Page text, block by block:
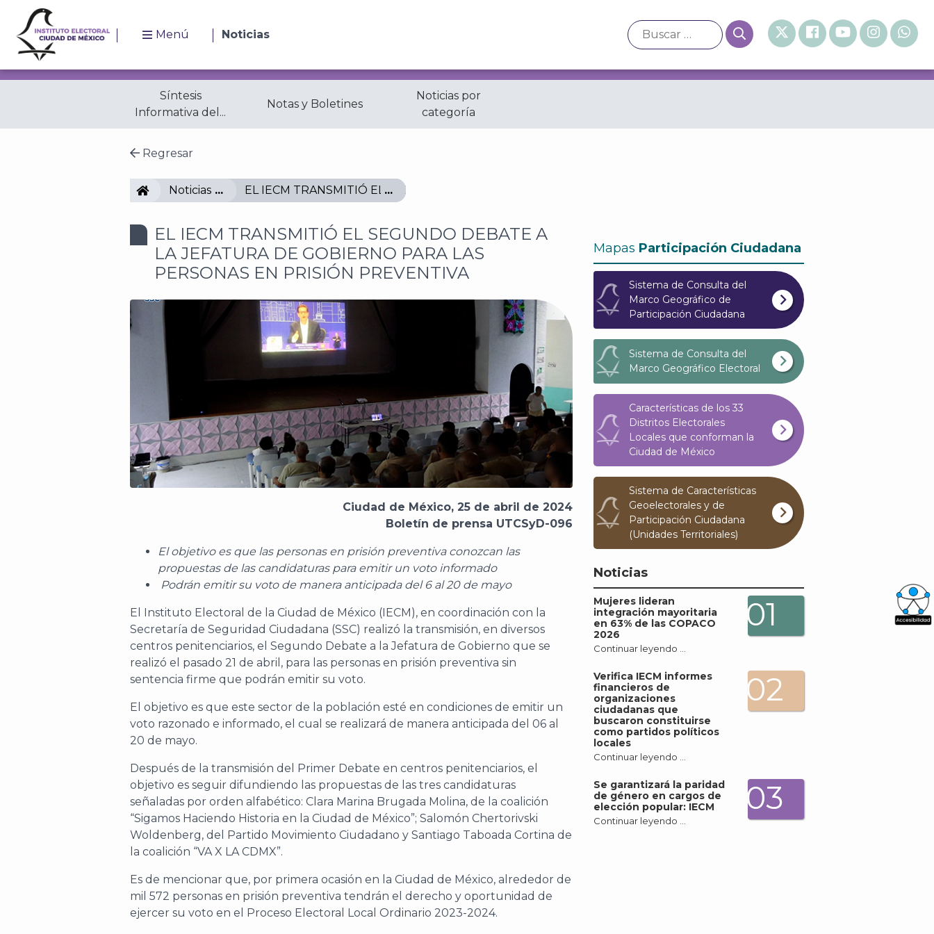
Menú Noticias
Síntesis
Informativa del...
Notas y Boletines
Noticias por
categoría
Regresar
IECMNoticias EL IECM TRANSMITIÓ EL SEGUNDO DEBATE A LA JEFATURA DE GOBIERNO PARA LAS PERSONAS EN PRISIÓN
EL IECM TRANSMITIÓ EL SEGUNDO DEBATE A
LA JEFATURA DE GOBIERNO PARA LAS
PERSONAS EN PRISIÓN PREVENTIVA
Ciudad de México, 25 de abril de 2024
Boletín de prensa UTCSyD-096
El objetivo es que las personas en prisión preventiva conozcan las
propuestas de las candidaturas para emitir un voto informado
Podrán emitir su voto de manera anticipada del 6 al 20 de mayo
El Instituto Electoral de la Ciudad de México (IECM), en coordinación con la
Secretaría de Seguridad Ciudadana (SSC) realizó la transmisión, en diversos
centros penitenciarios, el Segundo Debate a la Jefatura de Gobierno que se
realizó el pasado 21 de abril, para las personas en prisión preventiva sin
sentencia firme que podrán emitir su voto.
El objetivo es que este sector de la población esté en condiciones de emitir un
voto razonado e informado, el cual se realizará de manera anticipada del 06 al
20 de mayo.
Después de la transmisión del Primer Debate en centros penitenciarios, el
objetivo es seguir difundiendo las propuestas de las tres candidaturas
señaladas por orden alfabético: Clara Marina Brugada Molina, de la coalición
“Sigamos Haciendo Historia en la Ciudad de México”; Salomón Chertorivski
Woldenberg, del Partido Movimiento Ciudadano y Santiago Taboada Cortina de
la coalición “VA X LA CDMX”.
Es de mencionar que, por primera ocasión en la Ciudad de México, alrededor de
mil 572 personas en prisión preventiva tendrán el derecho y oportunidad de
ejercer su voto en el Proceso Electoral Local Ordinario 2023-2024.
Mapas Participación Ciudadana
Sistema de Consulta del
Marco Geográfico de
Participación Ciudadana
Sistema de Consulta del
Marco Geográfico Electoral
Características de los 33
Distritos Electorales
Locales que conforman la
Ciudad de México
Sistema de Características
Geoelectorales y de
Participación Ciudadana
(Unidades Territoriales)
Noticias
Mujeres lideran
integración mayoritaria
en 63% de las COPACO
2026
Continuar leyendo …
01
Verifica IECM informes
financieros de
organizaciones
ciudadanas que
buscaron constituirse
como partidos políticos
locales
Continuar leyendo …
02
Se garantizará la paridad
de género en cargos de
elección popular: IECM
Continuar leyendo …
03